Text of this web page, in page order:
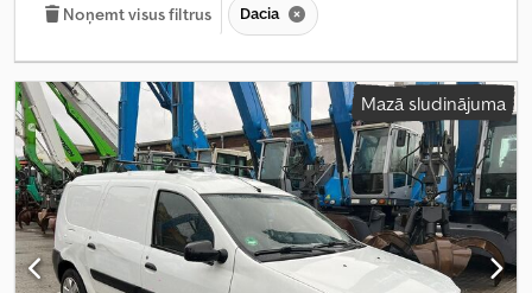
Noņemt visus filtrus Dacia
Mazā sludinājuma